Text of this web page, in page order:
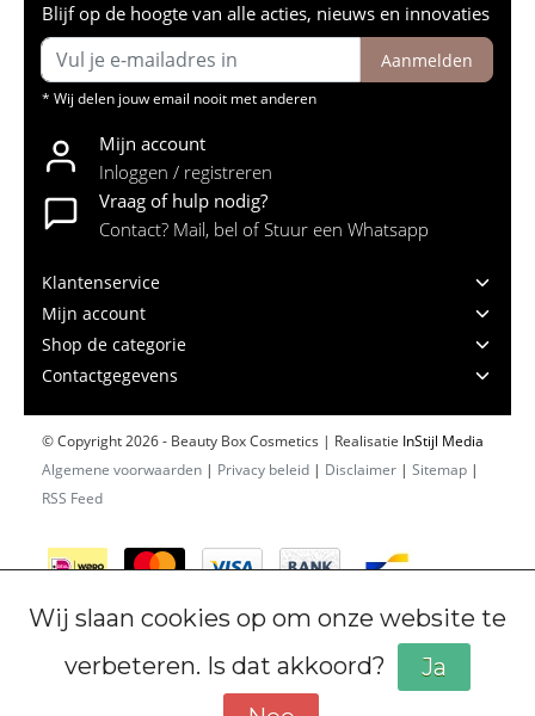
Blijf op de hoogte van alle acties, nieuws en innovaties
Aanmelden
* Wij delen jouw email nooit met anderen
Mijn account
Inloggen / registreren
Vraag of hulp nodig?
Contact? Mail, bel of Stuur een Whatsapp
Klantenservice
Mijn account
Shop de categorie
Contactgegevens
© Copyright 2026 - Beauty Box Cosmetics | Realisatie InStijl Media
Algemene voorwaarden | Privacy beleid | Disclaimer | Sitemap |
RSS Feed
Wij slaan cookies op om onze website te
verbeteren. Is dat akkoord?
Ja